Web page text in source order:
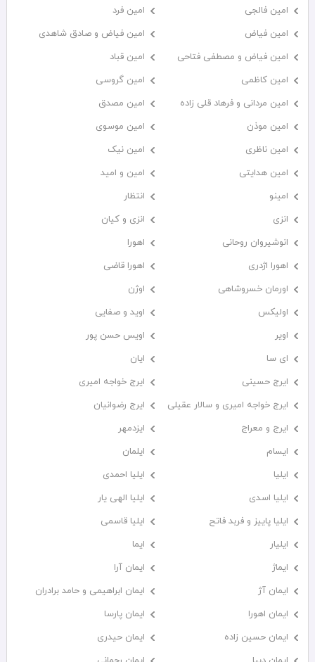
امین فالجی
امین فرد
امین فیاض
امین فیاض و صادق شاهدی
امین فیاض و مصطفی فتاحی
امین قباد
امین کاظمی
امین گروسی
امین مردانی و فرهاد قلی زاده
امین مصدق
امین موذن
امین موسوی
امین ناظری
امین نیک
امین هدایتی
امین و امید
امینو
انتظار
انزی
انزی و کیان
انوشیروان روحانی
اهورا
اهورا اژدری
اهورا قاضی
اورمان خسروشاهی
اوژن
اولیکس
اوید و صفایی
اویر
اویس حسن پور
ای سا
ایان
ایرج حسینی
ایرج خواجه امیری
ایرج خواجه امیری و سالار عقیلی
ایرج رضوانیان
ایرج و معراج
ایزدمهر
ایسام
ایلمان
ایلیا
ایلیا احمدی
ایلیا اسدی
ایلیا الهی یار
ایلیا پاییز و فربد فاتح
ایلیا قاسمی
ایلیار
ایما
ایماژ
ایمان آرا
ایمان آژ
ایمان ابراهیمی و حامد برادران
ایمان اهورا
ایمان پارسا
ایمان حسین زاده
ایمان حیدری